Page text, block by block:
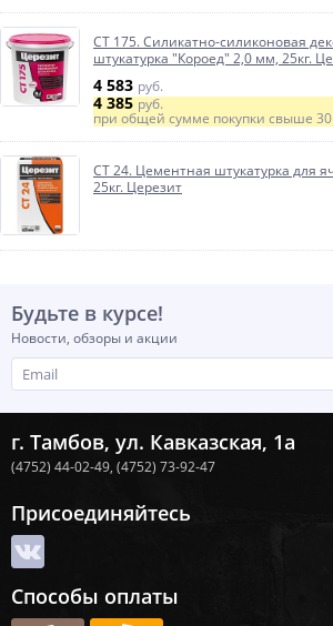
CT 175. Силикатно-силиконовая
штукатурка "Короед" 2,0 мм, 25кг.
4 583 руб.
4 385руб.
при общей сумме покупки свыше
CT 24. Цементная штукатурка для
25кг. Церезит
Будьте в курсе!
Новости, обзоры и акции
г. Тамбов, ул. Кавказская, 1а
(4752) 44-02-49, (4752) 73-92-47
Присоединяйтесь
Способы оплаты